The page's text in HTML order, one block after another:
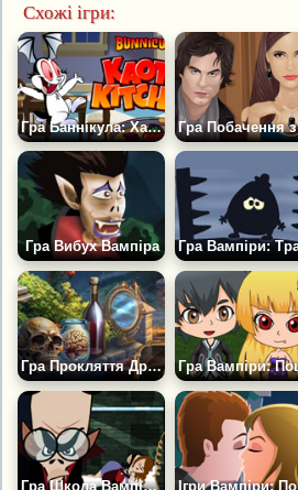
Схожі ігри:
Гра Баннікула: Хаос на кухні
Гра Вибух Вампіра
Гра Прокляття Дракули
Гра Школа Вампірів